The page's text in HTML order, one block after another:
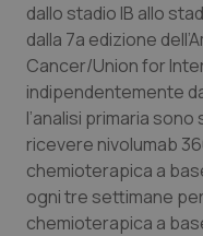
dallo stadio IB allo
dalla 7a edizione
Cancer/Union for
indipendentemente
l’analisi primaria
ricevere nivolumab
chemioterapica a
ogni tre settimane
chemioterapica a